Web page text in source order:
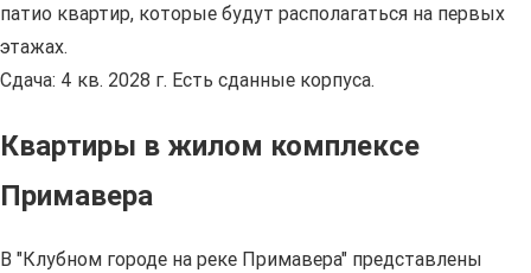
патио квартир, которые будут располагаться на первых
этажах.
Сдача: 4 кв. 2028 г. Есть сданные корпуса.
Квартиры в жилом комплексе
Примавера
В "Клубном городе на реке Примавера" представлены